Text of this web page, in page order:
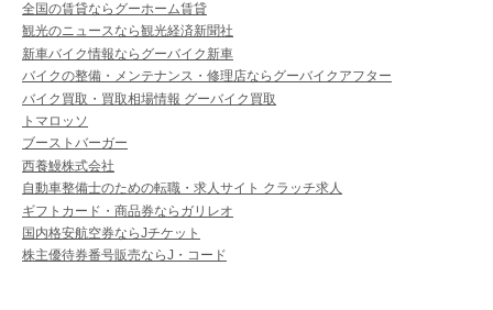
全国の賃貸ならグーホーム賃貸
観光のニュースなら観光経済新聞社
新車バイク情報ならグーバイク新車
バイクの整備・メンテナンス・修理店ならグーバイクアフター
バイク買取・買取相場情報 グーバイク買取
トマロッソ
ブーストバーガー
西養鰻株式会社
自動車整備士のための転職・求人サイト クラッチ求人
ギフトカード・商品券ならガリレオ
国内格安航空券ならJチケット
株主優待券番号販売ならJ・コード